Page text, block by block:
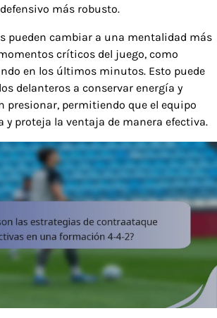
más robusto.
pueden cambiar a una mentalidad más
críticos del juego, como
en los últimos minutos. Esto puede
delanteros a conservar energía y
presionar, permitiendo que el equipo
y proteja la ventaja de manera efectiva.